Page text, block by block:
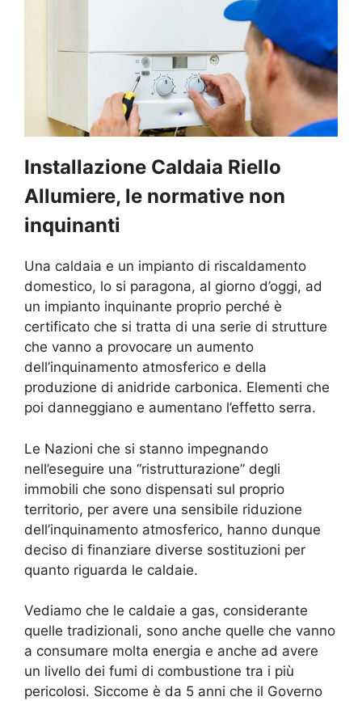
Installazione Caldaia Riello
Allumiere, le normative non
inquinanti
Una caldaia e un impianto di riscaldamento
domestico, lo si paragona, al giorno d’oggi, ad
un impianto inquinante proprio perché è
certificato che si tratta di una serie di strutture
che vanno a provocare un aumento
dell’inquinamento atmosferico e della
produzione di anidride carbonica. Elementi che
poi danneggiano e aumentano l’effetto serra.
Le Nazioni che si stanno impegnando
nell’eseguire una “ristrutturazione” degli
immobili che sono dispensati sul proprio
territorio, per avere una sensibile riduzione
dell’inquinamento atmosferico, hanno dunque
deciso di finanziare diverse sostituzioni per
quanto riguarda le caldaie.
Vediamo che le caldaie a gas, considerante
quelle tradizionali, sono anche quelle che vanno
a consumare molta energia e anche ad avere
un livello dei fumi di combustione tra i più
pericolosi. Siccome è da 5 anni che il Governo